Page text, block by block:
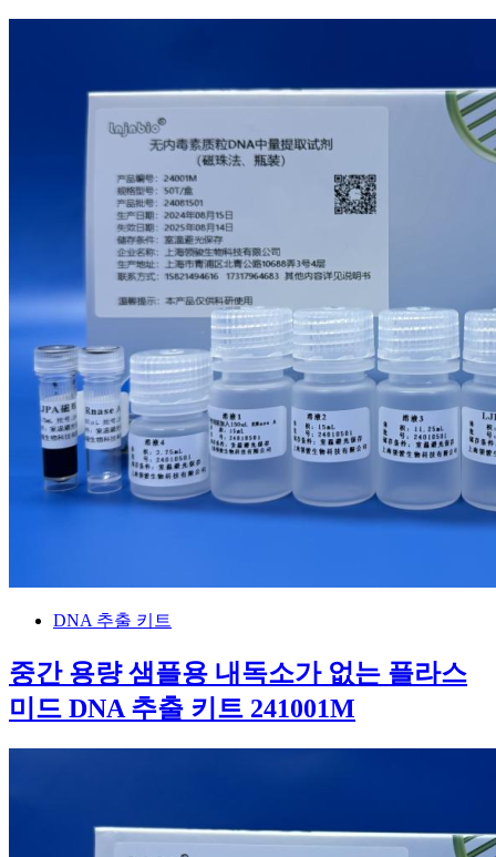
DNA 추출 키트
중간 용량 샘플용 내독소가 없는 플라스
미드 DNA 추출 키트 241001M